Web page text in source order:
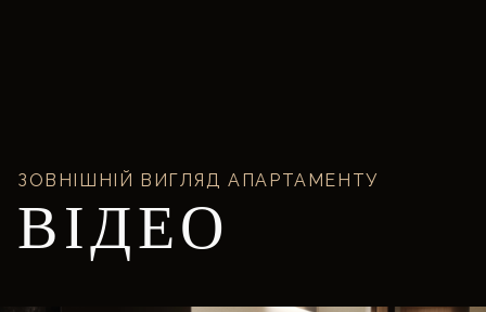
ЗОВНІШНІЙ ВИГЛЯД АПАРТАМЕНТУ
ВІДЕО